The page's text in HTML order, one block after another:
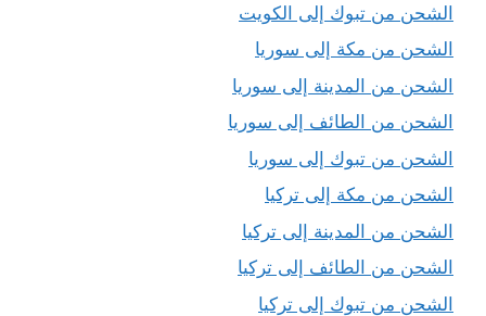
الشحن من تبوك إلى الكويت
الشحن من مكة إلى سوريا
الشحن من المدينة إلى سوريا
الشحن من الطائف إلى سوريا
الشحن من تبوك إلى سوريا
الشحن من مكة إلى تركيا
الشحن من المدينة إلى تركيا
الشحن من الطائف إلى تركيا
الشحن من تبوك إلى تركيا